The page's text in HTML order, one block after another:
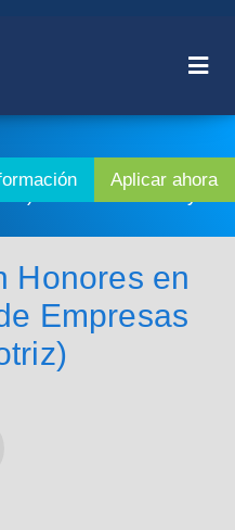
- Administración y
Honores en
Empresas